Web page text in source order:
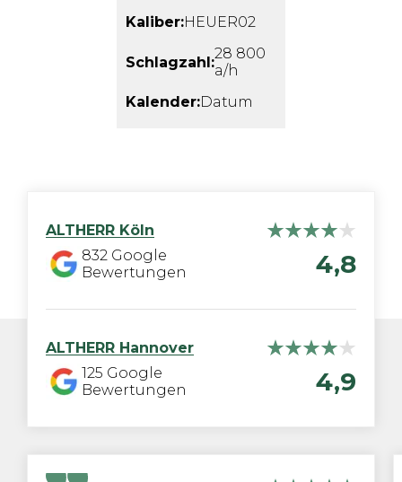
Kaliber:HEUER02
Schlagzahl:28 800
a/h
Kalender:Datum
ALTHERR Köln
832 Google
Bewertungen
4,8
ALTHERR Hannover
125 Google
Bewertungen
4,9